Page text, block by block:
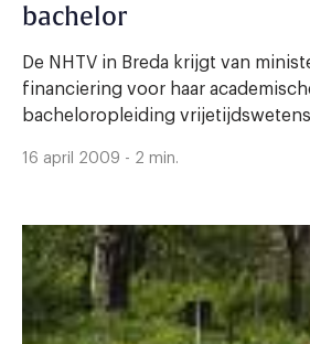
bachelor
De NHTV in Breda krijgt van
financiering voor haar
bacheloropleiding
16 april 2009 - 2 min.